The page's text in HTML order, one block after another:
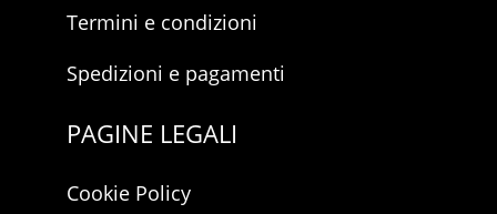
Termini e condizioni
Spedizioni e pagamenti
PAGINE LEGALI
Cookie Policy